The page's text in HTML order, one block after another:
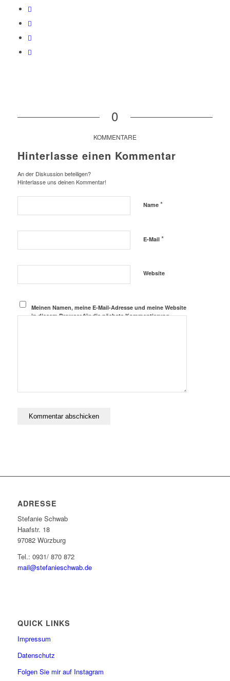
0
KOMMENTARE
Hinterlasse einen Kommentar
An der Diskussion beteiligen?
Hinterlasse uns deinen Kommentar!
Name *
E-Mail *
Website
Meinen Namen, meine E-Mail-Adresse und meine Website
in diesem Browser für die nächste Kommentierung
ADRESSE
Stefanie Schwab
Haafstr. 18
97082 Würzburg
Tel.: 0931/ 870 872
mail@stefanieschwab.de
QUICK LINKS
Impressum
Datenschutz
Folgen Sie mir auf Instagram